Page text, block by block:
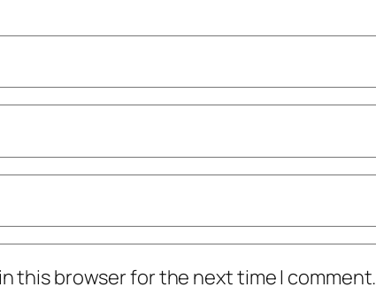
this browser for the next time I comment.